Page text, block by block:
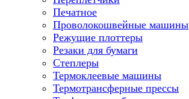
Печатное
Проволокошвейные машины
Режущие плоттеры
Резаки для бумаги
Степлеры
Термоклеевые машины
Термотрансферные прессы